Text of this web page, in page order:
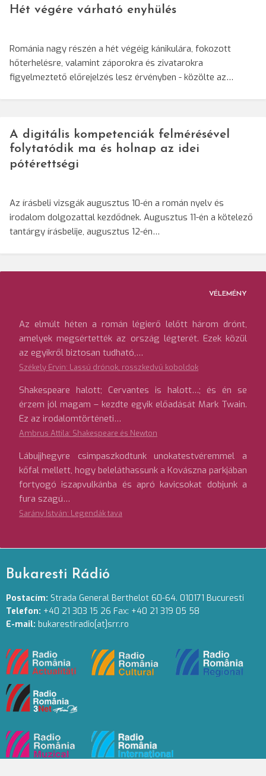
Hét végére várható enyhülés
Románia nagy részén a hét végéig kánikulára, fokozott
hőterhelésre, valamint záporokra és zivatarokra
figyelmeztető előrejelzés lesz érvényben - közölte az…
A digitális kompetenciák felmérésével
folytatódik ma és holnap az idei
pótérettségi
Az írásbeli vizsgák augusztus 10-én a román nyelv és
irodalom dolgozattal kezdődnek. Augusztus 11-én a kötelező
tantárgy írásbelije, augusztus 12-én…
VÉLEMÉNY
Az elmúlt héten a román légierő lelőtt három drónt,
amelyek megsértették az ország légterét. Ezek közül
az egyikről biztosan tudható,…
Székely Ervin: Lassú drónok, rosszkedvű koboldok
Shakespeare halott; Cervantes is halott…; és én se
érzem jól magam – kezdte egyik előadását Mark Twain.
Ez az irodalomtörténeti…
Ambrus Attila: Shakespeare és Newton
Lábujjhegyre csimpaszkodtunk unokatestvéremmel a
kőfal mellett, hogy beleláthassunk a Kovászna parkjában
fortyogó iszapvulkánba és apró kavicsokat dobjunk a
fura szagú…
Sarány István: Legendák tava
Bukaresti Rádió
Postacím: Strada General Berthelot 60-64. 010171 Bucuresti
Telefon: +40 21 303 15 26 Fax: +40 21 319 05 58
E-mail: bukarestiradio[at]srr.ro